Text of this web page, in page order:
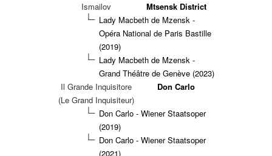
Ismailov
Mtsensk District
Lady Macbeth de Mzensk -
Opéra National de Paris Bastille
(2019)
Lady Macbeth de Mzensk -
Grand Théâtre de Genève (2023)
Il Grande Inquisitore
(Le Grand Inquisiteur)
Don Carlo
Don Carlo - Wiener Staatsoper
(2019)
Don Carlo - Wiener Staatsoper
(2021)